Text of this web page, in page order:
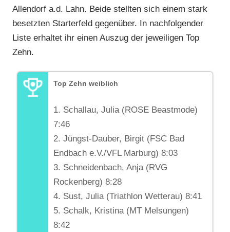
Allendorf a.d. Lahn. Beide stellten sich einem stark
besetzten Starterfeld gegenüber. In nachfolgender
Liste erhaltet ihr einen Auszug der jeweiligen Top
Zehn.
Top Zehn weiblich
1. Schallau, Julia (ROSE Beastmode)
7:46
2. Jüngst-Dauber, Birgit (FSC Bad
Endbach e.V./VFL Marburg) 8:03
3. Schneidenbach, Anja (RVG
Rockenberg) 8:28
4. Sust, Julia (Triathlon Wetterau) 8:41
5. Schalk, Kristina (MT Melsungen)
8:42